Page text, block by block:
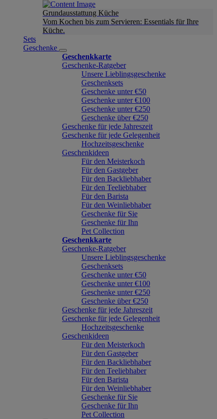
Grundausstattung Küche
Vom Kochen bis zum Servieren: Essentials für Ihre
Küche.
Sets
Geschenke
Geschenkkarte
Geschenke-Ratgeber
Unsere Lieblingsgeschenke
Geschenksets
Geschenke unter €50
Geschenke unter €100
Geschenke unter €250
Geschenke über €250
Geschenke für jede Jahreszeit
Geschenke für jede Gelegenheit
Hochzeitsgeschenke
Geschenkideen
Für den Meisterkoch
Für den Gastgeber
Für den Backliebhaber
Für den Teeliebhaber
Für den Barista
Für den Weinliebhaber
Geschenke für Sie
Geschenke für Ihn
Pet Collection
Geschenkkarte
Geschenke-Ratgeber
Unsere Lieblingsgeschenke
Geschenksets
Geschenke unter €50
Geschenke unter €100
Geschenke unter €250
Geschenke über €250
Geschenke für jede Jahreszeit
Geschenke für jede Gelegenheit
Hochzeitsgeschenke
Geschenkideen
Für den Meisterkoch
Für den Gastgeber
Für den Backliebhaber
Für den Teeliebhaber
Für den Barista
Für den Weinliebhaber
Geschenke für Sie
Geschenke für Ihn
Pet Collection